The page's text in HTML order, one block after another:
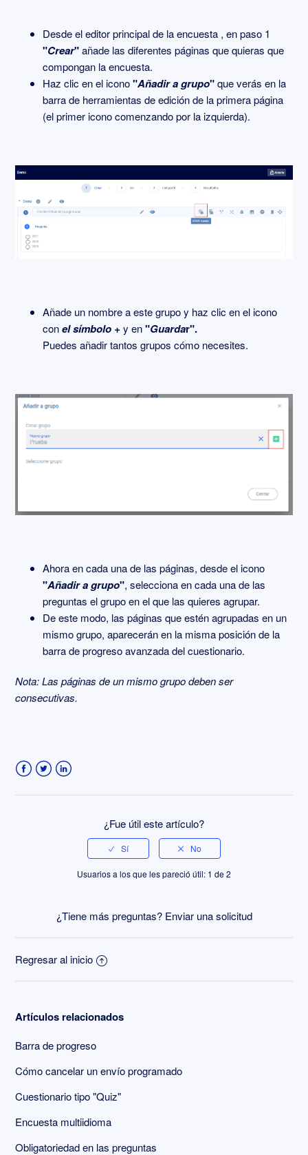
Desde el editor principal de la encuesta , en paso 1
"Crear"añade las diferentes páginas que quieras que
compongan la encuesta.
Haz clic en el icono"Añadir a grupo"que verás en la
barra de herramientas de edición de la primera página
(el primer icono comenzando por la izquierda).
Añade un nombre a este grupo y haz clic en el icono
conel símbolo + y en"Guardar".
Puedes añadir tantos grupos cómo necesites.
Ahora en cada una de las páginas, desde el icono
"Añadir a grupo", selecciona en cada una de las
preguntas el grupo en el que las quieres agrupar.
De este modo, las páginas que estén agrupadas en un
mismo grupo, aparecerán en la misma posición de la
barra de progreso avanzada del cuestionario.
Nota: Las páginas de un mismo grupo deben ser
consecutivas.
¿Fue útil este artículo?
Usuarios a los que les pareció útil: 1 de 2
¿Tiene más preguntas? Enviar una solicitud
Regresar al inicio
Artículos relacionados
Barra de progreso
Cómo cancelar un envío programado
Cuestionario tipo "Quiz"
Encuesta multiidioma
Obligatoriedad en las preguntas